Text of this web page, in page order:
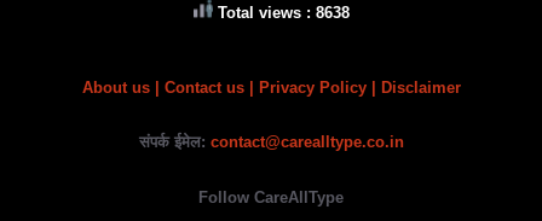
Total views : 8638
About us Contact us | Privacy Policy | Disclaimer
संपर्क ईमेल: contact@carealltype.co.in
Follow CareAllType